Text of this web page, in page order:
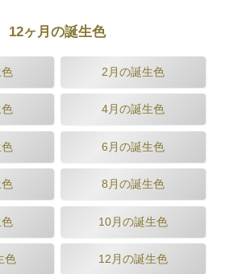
12ヶ月の誕生色
2月の誕生色
4月の誕生色
6月の誕生色
8月の誕生色
10月の誕生色
色 12月の誕生色